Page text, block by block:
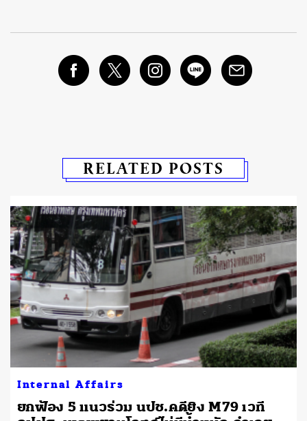
RELATED POSTS
Internal Affairs
ยกฟ้อง 5 แนวร่วม นปช.คดียิง M79 เวที